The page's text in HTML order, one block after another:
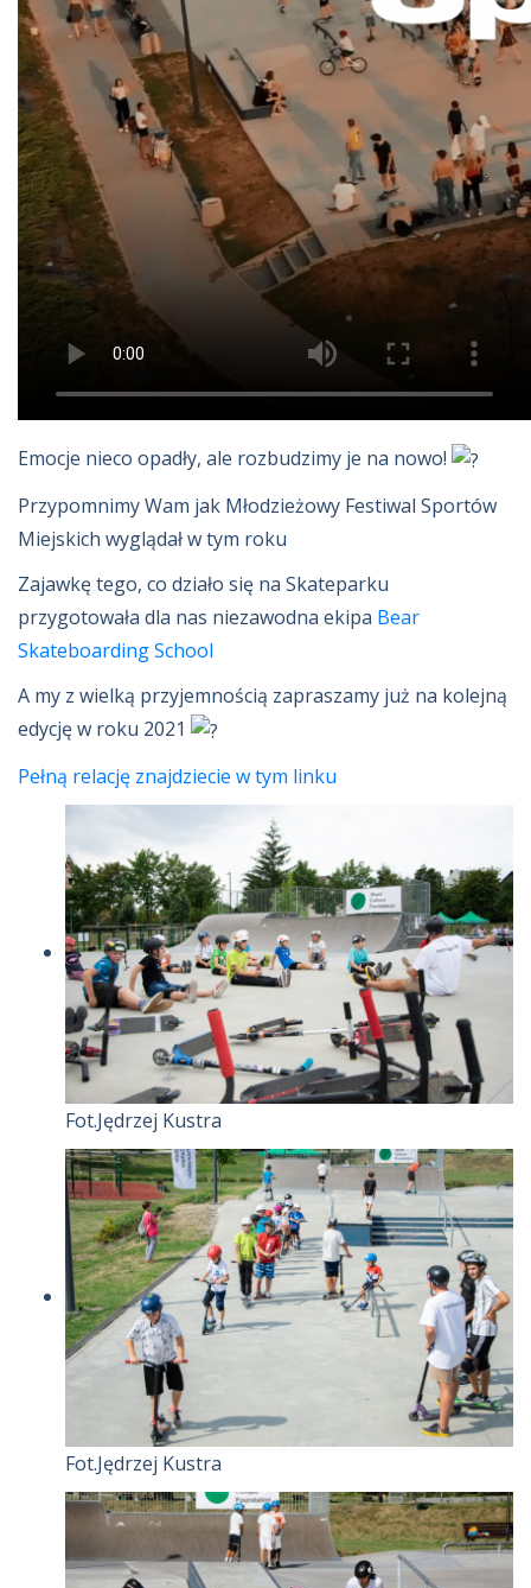
Emocje nieco opadły, ale rozbudzimy je na nowo!
Przypomnimy Wam jak Młodzieżowy Festiwal Sportów
Miejskich wyglądał w tym roku
Zajawkę tego, co działo się na Skateparku
przygotowała dla nas niezawodna ekipa Bear
Skateboarding School
A my z wielką przyjemnością zapraszamy już na kolejną
edycję w roku 2021
Pełną relację znajdziecie w tym linku
Fot.Jędrzej Kustra
Fot.Jędrzej Kustra